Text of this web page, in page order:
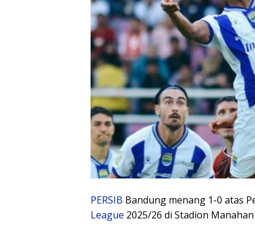
PERSIB Bandung menang 1-0 atas
League 2025/26 di Stadion